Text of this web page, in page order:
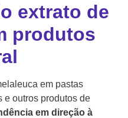
extrato de
produtos
em pastas
e outros produtos de
em direção à